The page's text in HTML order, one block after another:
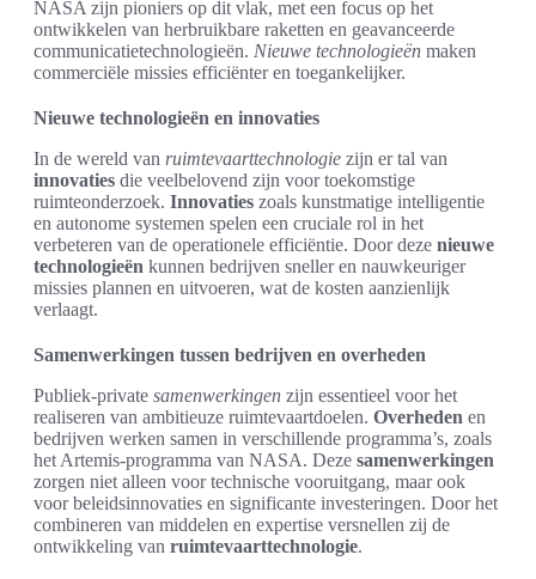
NASA zijn pioniers op dit vlak, met een focus op het
ontwikkelen van herbruikbare raketten en geavanceerde
communicatietechnologieën. Nieuwe technologieën maken
commerciële missies efficiënter en toegankelijker.
Nieuwe technologieën en innovaties
In de wereld van ruimtevaarttechnologie zijn er tal van
innovaties die veelbelovend zijn voor toekomstige
ruimteonderzoek. Innovaties zoals kunstmatige intelligentie
en autonome systemen spelen een cruciale rol in het
verbeteren van de operationele efficiëntie. Door deze nieuwe
technologieën kunnen bedrijven sneller en nauwkeuriger
missies plannen en uitvoeren, wat de kosten aanzienlijk
verlaagt.
Samenwerkingen tussen bedrijven en overheden
Publiek-private samenwerkingen zijn essentieel voor het
realiseren van ambitieuze ruimtevaartdoelen. Overheden en
bedrijven werken samen in verschillende programma’s, zoals
het Artemis-programma van NASA. Deze samenwerkingen
zorgen niet alleen voor technische vooruitgang, maar ook
voor beleidsinnovaties en significante investeringen. Door het
combineren van middelen en expertise versnellen zij de
ontwikkeling van ruimtevaarttechnologie.